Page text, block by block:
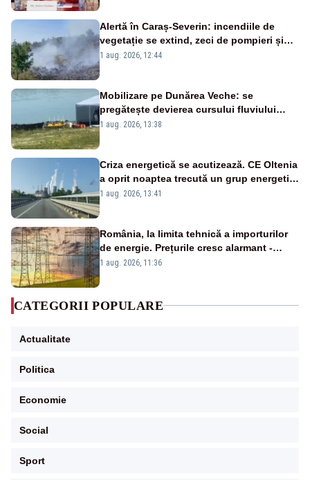
Alertă în Caraș-Severin: incendiile de
vegetație se extind, zeci de pompieri și
silvicultori se luptă cu flăcările - VIDEO
1 aug. 2026, 12:44
Mobilizare pe Dunărea Veche: se
pregătește devierea cursului fluviului
către Cernavodă – VIDEO
1 aug. 2026, 13:38
Criza energetică se acutizează. CE Oltenia
a oprit noaptea trecută un grup energetic
de la Rovinari
1 aug. 2026, 13:41
România, la limita tehnică a importurilor
de energie. Prețurile cresc alarmant -
Analiză Realitatea Plus
1 aug. 2026, 11:36
CATEGORII POPULARE
Actualitate
Politica
Economie
Social
Sport